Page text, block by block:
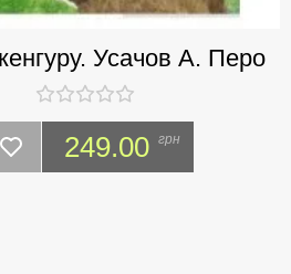
Усачов А. Перо
249.00 грн